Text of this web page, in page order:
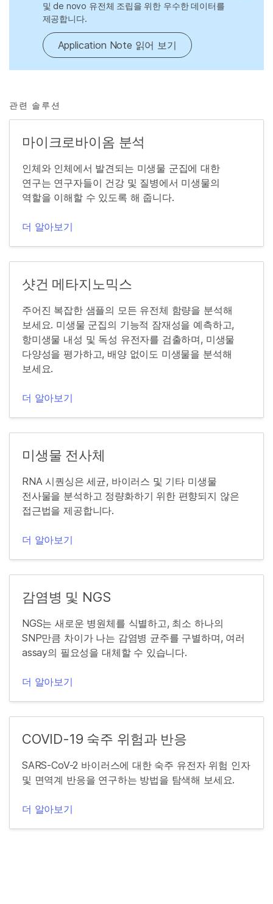
및 de novo 유전체 조립을 위한 우수한 데이터를
제공합니다.
Application Note 읽어 보기
관련 솔루션
마이크로바이옴 분석
인체와 인체에서 발견되는 미생물 군집에 대한
연구는 연구자들이 건강 및 질병에서 미생물의
역할을 이해할 수 있도록 해 줍니다.
더 알아보기
샷건 메타지노믹스
주어진 복잡한 샘플의 모든 유전체 함량을 분석해
보세요. 미생물 군집의 기능적 잠재성을 예측하고,
항미생물 내성 및 독성 유전자를 검출하며, 미생물
다양성을 평가하고, 배양 없이도 미생물을 분석해
보세요.
더 알아보기
미생물 전사체
RNA 시퀀싱은 세균, 바이러스 및 기타 미생물
전사물을 분석하고 정량화하기 위한 편향되지 않은
접근법을 제공합니다.
더 알아보기
감염병 및 NGS
NGS는 새로운 병원체를 식별하고, 최소 하나의
SNP만큼 차이가 나는 감염병 균주를 구별하며, 여러
assay의 필요성을 대체할 수 있습니다.
더 알아보기
COVID-19 숙주 위험과 반응
SARS-CoV-2 바이러스에 대한 숙주 유전자 위험 인자
및 면역계 반응을 연구하는 방법을 탐색해 보세요.
더 알아보기